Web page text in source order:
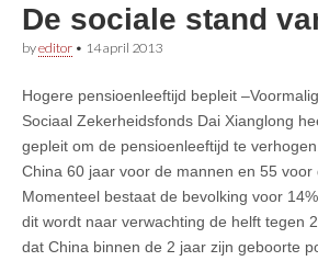
De sociale stand
byeditor • 14 april 2013
Hogere pensioenleeftijd bepleit
Sociaal Zekerheidsfonds Dai Xianglong
gepleit om de pensioenleeftijd te
China 60 jaar voor de mannen en 55 voor
Momenteel bestaat de bevolking voor
dit wordt naar verwachting de helft tegen
dat China binnen de 2 jaar zijn geboorte